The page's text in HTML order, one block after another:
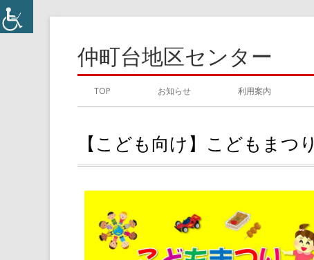
コ
仲町台地区センター
ン
TOP お知らせ 利用案内
【こども向け】こどもまつり